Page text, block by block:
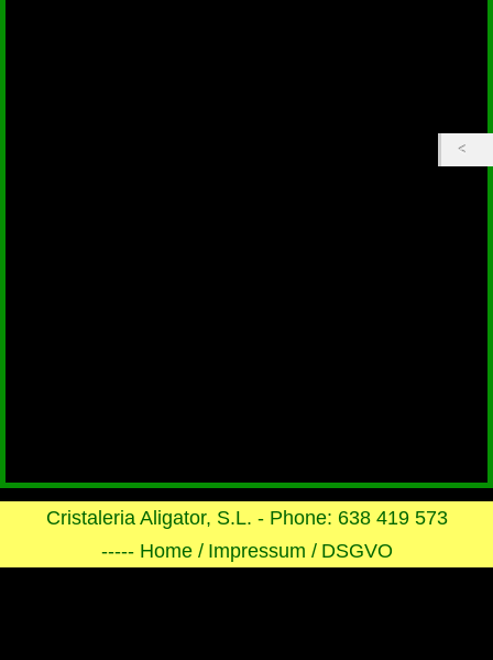
Cristaleria Aligator, S.L. - Phone: 638 419 573
----- Home / Impressum / DSGVO